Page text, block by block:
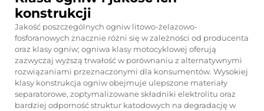
konstrukcji
Jakość poszczególnych ogniw litowo-żelazowo-
fosforanowych znacznie różni się w zależności od producenta
oraz klasy ogniw; ogniwa klasy motocyklowej oferują
zazwyczaj wyższą trwałość w porównaniu z alternatywnymi
rozwiązaniami przeznaczonymi dla konsumentów. Wysokiej
klasy konstrukcja ogniw obejmuje ulepszone materiały
separatorowe, zoptymalizowane składniki elektrolitu oraz
bardziej odporność struktur katodowych na degradację w